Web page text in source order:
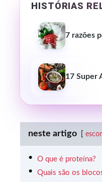
HISTÓRIAS
7 razões
17 Super
neste artigo
O que é proteína?
Quais são os